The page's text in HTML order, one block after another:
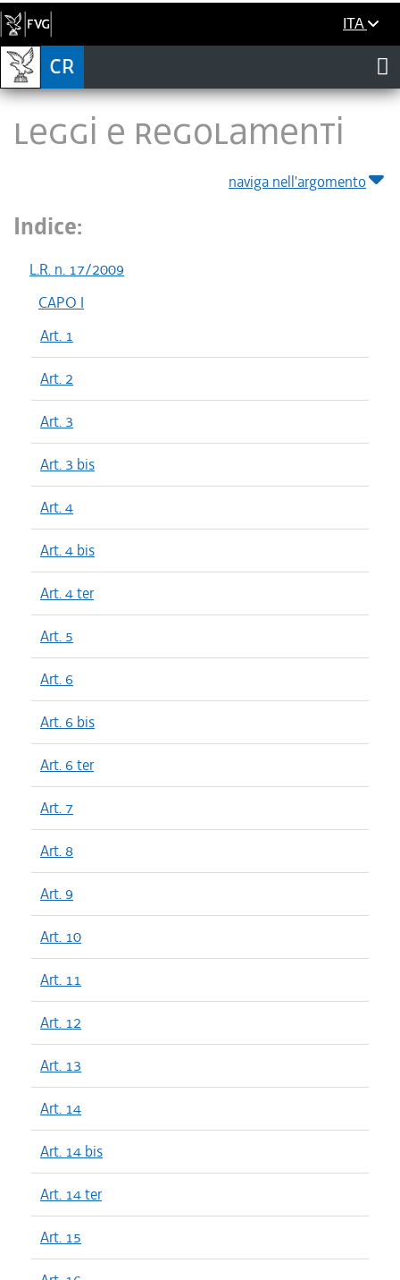
ITA
LEGGI E REGOLAMENTI
naviga nell'argomento
Indice:
L.R. n. 17/2009
CAPO I
Art. 1
Art. 2
Art. 3
Art. 3 bis
Art. 4
Art. 4 bis
Art. 4 ter
Art. 5
Art. 6
Art. 6 bis
Art. 6 ter
Art. 7
Art. 8
Art. 9
Art. 10
Art. 11
Art. 12
Art. 13
Art. 14
Art. 14 bis
Art. 14 ter
Art. 15